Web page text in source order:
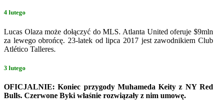
4 lutego
Lucas Olaza może dołączyć do MLS. Atlanta United oferuje $9mln
za lewego obrońcę. 23-latek od lipca 2017 jest zawodnikiem Club
Atlético Talleres.
3 lutego
OFICJALNIE: Koniec przygody Muhameda Keity z NY Red
Bulls. Czerwone Byki właśnie rozwiązały z nim umowę.